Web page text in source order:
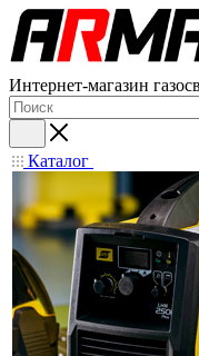
Интернет-магазин
Каталог